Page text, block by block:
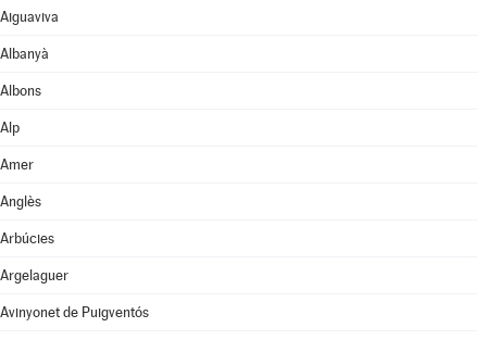
Aiguaviva
Albanyà
Albons
Alp
Amer
Anglès
Arbúcies
Argelaguer
Avinyonet de Puigventós